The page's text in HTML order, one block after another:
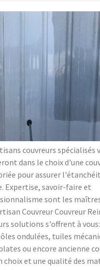
couvreurs spécialisés
dans le choix d'une
pour assurer
Expertise, savoir-faire et
sont les
Couvreur Couvreur
solutions s'offrent à
ondulées, tuiles
ou encore ancienne
choix et une qualité des